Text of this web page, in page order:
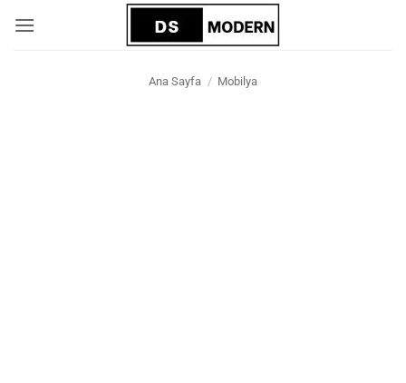
atla
Ana Sayfa / Mobilya